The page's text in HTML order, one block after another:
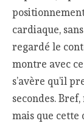
cardiaque,
regardé le
montre avec
s’avère qu’il
secondes.
mais que